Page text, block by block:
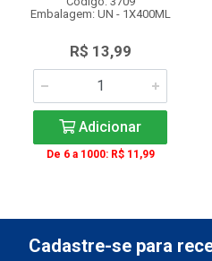
Embalagem: UN - 1X400ML
R$ 13,99
Adicionar
De 6 a 1000: R$ 11,99
Cadastre-se para